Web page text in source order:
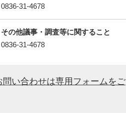
31-4678
の他議事・調査等に関すること
31-4678
い合わせは専用フォームをご